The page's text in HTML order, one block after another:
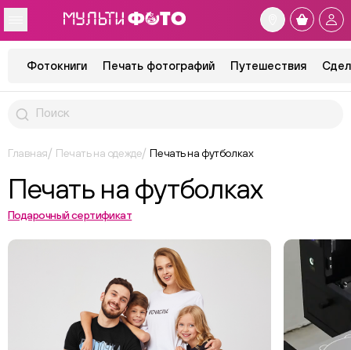
Фотокниги Печать фотографий Путешествия
Главная Печать на одежде Печать на футболках
Печать на футболках
Подарочный сертификат